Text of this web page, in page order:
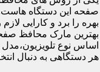
صفحه این دستگاه
بهره را برد و کارایی
بهترین مارک محافظ صفحه
اساس نوع
هر دستگاهی به دنبال